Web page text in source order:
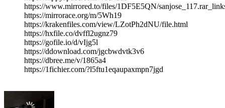
https://www.mirrored.to/files/1DF5E5QN/
https://mirrorace.org/m/5Wh19
https://krakenfiles.com/view/LZotPh2dNU/file.html
https://hxfile.co/dvffl2ugnz79
https://gofile.io/d/vIjg5l
https://ddownload.com/jgcbwdvtk3v6
https://dbree.me/v/1865a4
https://1fichier.com/?l5ftu1eqaupaxmpn7jgd